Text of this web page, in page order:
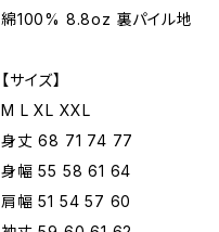
綿100% 8.8oz 裏パイル地
【サイズ】
M L XL XXL
身丈 68 71 74 77
身幅 55 58 61 64
肩幅 51 54 57 60